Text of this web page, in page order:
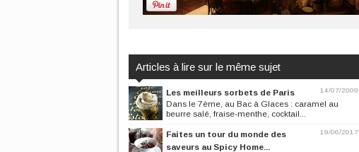
Articles à lire sur le même sujet
14/07/2009
Les meilleurs sorbets de Paris
Dans le 7ème, au Bac à Glaces : caramel au
beurre salé, fraise-menthe, cocktail...
19/06/2017
Faites un tour du monde des
saveurs au Spicy Home...